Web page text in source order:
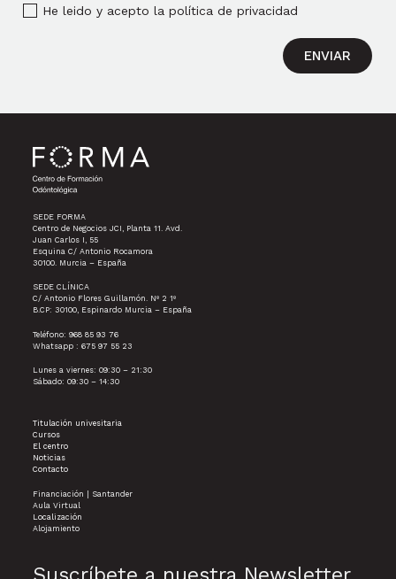
He leido y acepto la política de privacidad
ENVIAR
SEDE FORMA
Centro de Negocios JCI, Planta 11. Avd.
Juan Carlos I, 55
Esquina C/ Antonio Rocamora
30100. Murcia – España
SEDE CLÍNICA
C/ Antonio Flores Guillamón. Nº 2 1º
B.CP: 30100, Espinardo Murcia – España
Teléfono: 968 85 93 76
Whatsapp : 675 97 55 23
Lunes a viernes: 09:30 – 21:30
Sábado: 09:30 – 14:30
Titulación univesitaria
Cursos
El centro
Noticias
Contacto
Financiación | Santander
Aula Virtual
Localización
Alojamiento